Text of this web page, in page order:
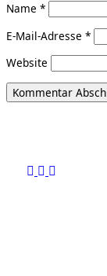
Name *
E-Mail-Adresse *
Website